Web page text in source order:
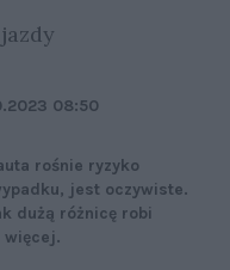
08:50
rośnie ryzyko
jest oczywiste.
dużą różnicę robi